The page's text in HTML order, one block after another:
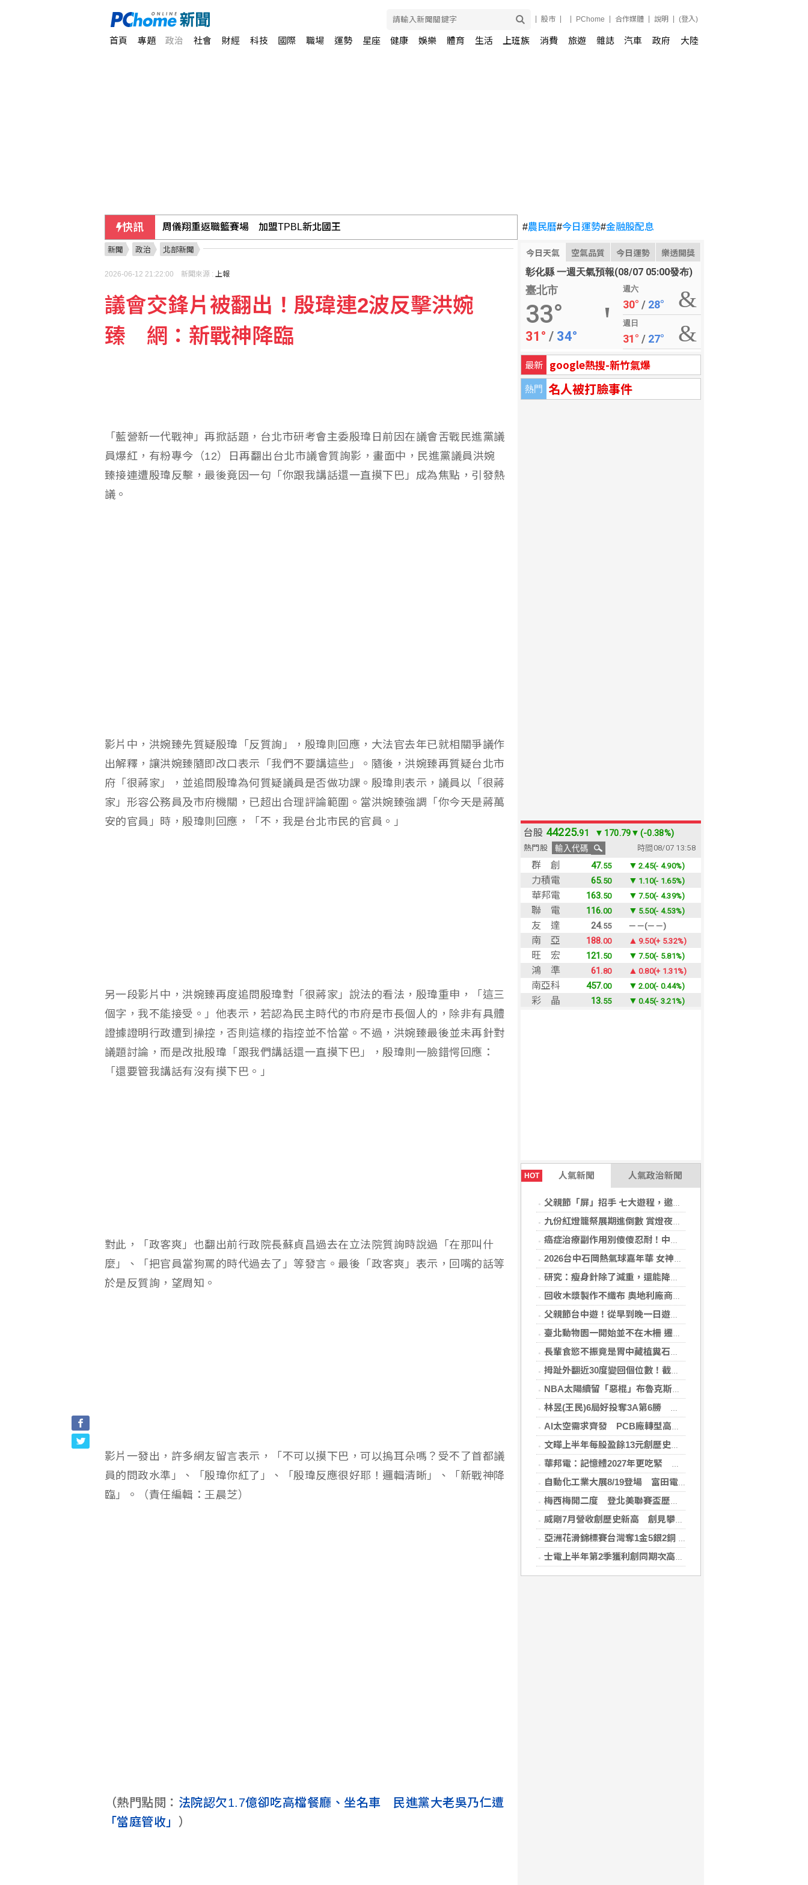
股市 PChome 合作媒體 說明 (登入)
首頁 專題 政治 社會 財經 科技 國際 職場 運勢 星座 健康 娛樂 體育 生活 上班族 消費 旅遊 雜誌 汽車 政府 大陸
快訊 印度羽球世錦賽防鳥屎再鬧場 花逾6千萬翻新場館
綠提案罰單收入50%用於改善交通 藍白否決未列案
周儀翔重返職籃賽場 加盟TPBL新北國王
#農民曆#今日運勢#金融股配息
今日天氣 空氣品質 今日運勢 樂透開獎
彰化縣 一週天氣預報(08/07 05:00發布)
臺北市
33°
31° / 34°
週六
30° / 28°
週日
31° / 27°
最新 google熱搜-新竹氣爆
熱門 名人被打臉事件
HOT 人氣新聞 人氣政治新聞
父親節「屏」招手 七大遊程，邀您陪爸爸一起過節「趣」！
九份紅燈籠祭展期進倒數 賞燈夜遊解謎集章「趣」！
癌症治療副作用別傻傻忍耐！中醫個人化體質調理 助癌友緩解疲憊與不適
2026台中石岡熱氣球嘉年華 女神台東天后宮媽祖以熱氣球造型、李多慧一起加持助陣
研究：瘦身針除了減重，還能降低罹癌機率
回收木漿製作不織布 奧地利廠商得獎
父親節台中遊！從早到晚一日遊行程推薦，美食、美景一次滿足！
臺北動物園一開始並不在木柵 遷園40周年之際，舉辧「與象同在、迎象未來」特展！
長輩食慾不振竟是胃中藏植糞石？醫用「可樂」化解危機
拇趾外翻近30度變回個位數！截骨矯正助重返登山活動
NBA太陽續留「惡棍」布魯克斯 簽3年23億合約
林昱(王民)6局好投奪3A第6勝 鄭宗哲3度上壘
AI太空需求齊發 PCB廠轉型高階產品迎收成
文曄上半年每股盈餘13元創歷史新高 賺贏2025年全年
華邦電：記憶體2027年更吃緊 啟動高雄廠模組B擴建計畫
自動化工業大展8/19登場 富田電機秀機器人關節模組
梅西梅開二度 登北美聯賽盃歷史進球王
威剛7月營收創歷史新高 創見攀同期高點
亞洲花滑錦標賽台灣奪1金5銀2銅 團隊表現超出預期
士電上半年第2季獲利創同期次高 看好AIDC拉貨需求
新聞 政治 北部新聞
2026-06-12 21:22:00 新聞來源 : 上報
議會交鋒片被翻出！殷瑋連2波反擊洪婉
臻 網：新戰神降臨
「藍營新一代戰神」再掀話題，台北市研考會主委殷瑋日前因在議會舌戰民進黨議
員爆紅，有粉專今（12）日再翻出台北市議會質詢影，畫面中，民進黨議員洪婉
臻接連遭殷瑋反擊，最後竟因一句「你跟我講話還一直摸下巴」成為焦點，引發熱
議。
影片中，洪婉臻先質疑殷瑋「反質詢」，殷瑋則回應，大法官去年已就相關爭議作
出解釋，讓洪婉臻隨即改口表示「我們不要講這些」。隨後，洪婉臻再質疑台北市
府「很蔣家」，並追問殷瑋為何質疑議員是否做功課。殷瑋則表示，議員以「很蔣
家」形容公務員及市府機關，已超出合理評論範圍。當洪婉臻強調「你今天是蔣萬
安的官員」時，殷瑋則回應，「不，我是台北市民的官員。」
另一段影片中，洪婉臻再度追問殷瑋對「很蔣家」說法的看法，殷瑋重申，「這三
個字，我不能接受。」他表示，若認為民主時代的市府是市長個人的，除非有具體
證據證明行政遭到操控，否則這樣的指控並不恰當。不過，洪婉臻最後並未再針對
議題討論，而是改批殷瑋「跟我們講話還一直摸下巴」，殷瑋則一臉錯愕回應：
「還要管我講話有沒有摸下巴。」
對此，「政客爽」也翻出前行政院長蘇貞昌過去在立法院質詢時說過「在那叫什
麼」、「把官員當狗罵的時代過去了」等發言。最後「政客爽」表示，回嘴的話等
於是反質詢，望周知。
影片一發出，許多網友留言表示，「不可以摸下巴，可以摀耳朵嗎？受不了首都議
員的問政水準」、「殷瑋你紅了」、「殷瑋反應很好耶！邏輯清晰」、「新戰神降
臨」。（責任編輯：王晨芝）
（熱門點閱： 法院認欠1.7億卻吃高檔餐廳、坐名車 民進黨大老吳乃仁遭
「當庭管收」
）